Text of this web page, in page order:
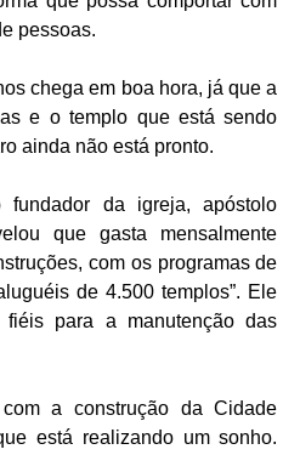
pessoas.
chega em boa hora, já que a
e o templo que está sendo
ainda não está pronto.
fundador da igreja, apóstolo
que gasta mensalmente
com os programas de
de 4.500 templos”. Ele
fiéis para a manutenção das
a construção da Cidade
está realizando um sonho.